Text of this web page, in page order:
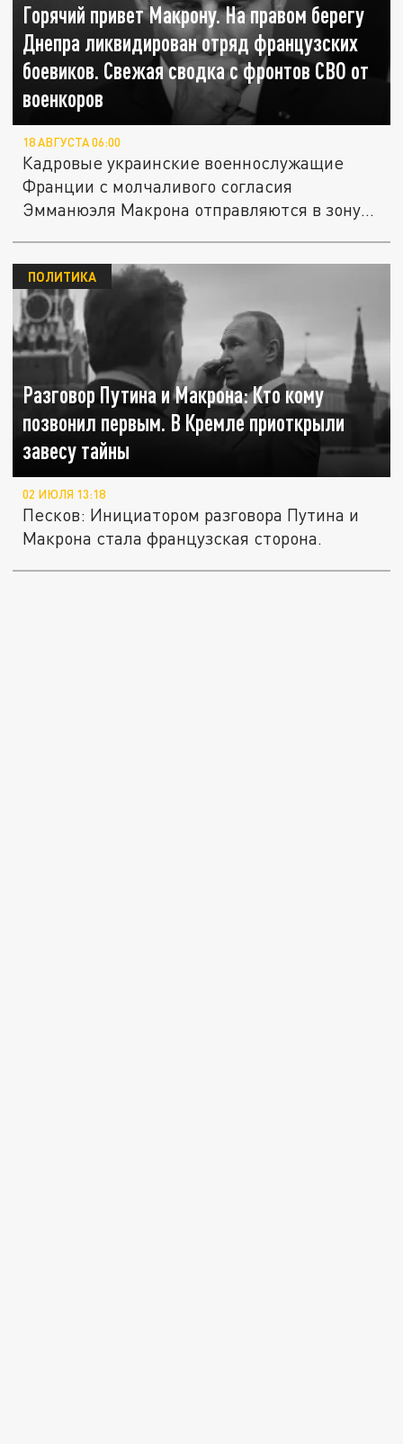
Горячий привет Макрону. На правом берегу
Днепра ликвидирован отряд французских
боевиков. Свежая сводка с фронтов СВО от
военкоров
18 АВГУСТА 06:00
Кадровые украинские военнослужащие
Франции с молчаливого согласия
Эмманюэля Макрона отправляются в зону
Разговор Путина и Макрона: Кто кому
позвонил первым. В Кремле приоткрыли
завесу тайны
ПОЛИТИКА
02 ИЮЛЯ 13:18
Песков: Инициатором разговора Путина и
Макрона стала французская сторона.